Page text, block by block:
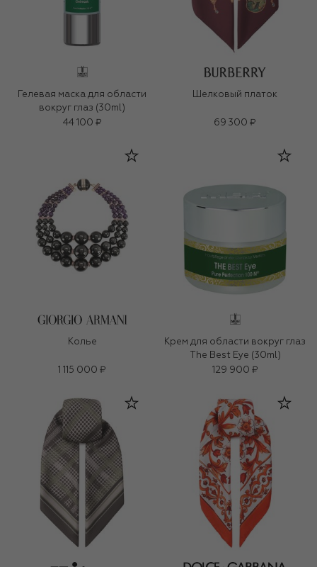
Гелевая маска для области
вокруг глаз (30ml)
44 100 ₽
Шелковый платок
69 300 ₽
Колье
1 115 000 ₽
Крем для области вокруг глаз
The Best Eye (30ml)
129 900 ₽